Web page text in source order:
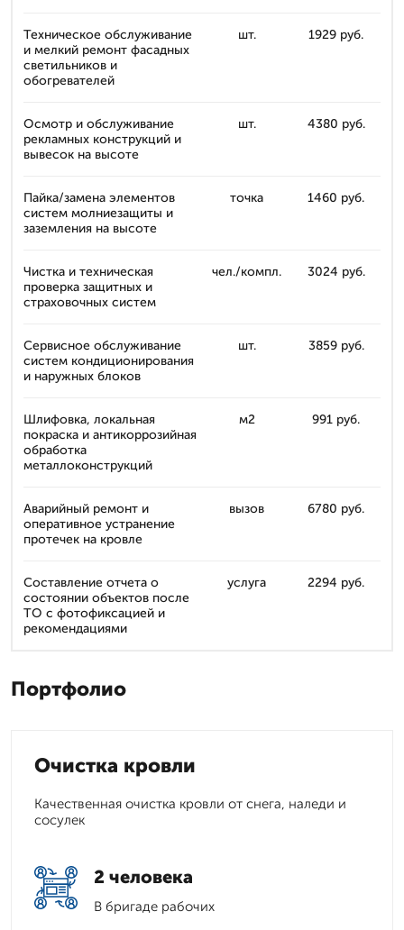
Техническое обслуживание
и мелкий ремонт фасадных
светильников и
обогревателей
шт. 1929 руб.
Осмотр и обслуживание
рекламных конструкций и
вывесок на высоте
шт. 4380 руб.
Пайка/замена элементов
систем молниезащиты и
заземления на высоте
точка 1460 руб.
Чистка и техническая
проверка защитных и
страховочных систем
чел./компл. 3024 руб.
Сервисное обслуживание
систем кондиционирования
и наружных блоков
шт. 3859 руб.
Шлифовка, локальная
покраска и антикоррозийная
обработка
металлоконструкций
м2 991 руб.
Аварийный ремонт и
оперативное устранение
протечек на кровле
вызов 6780 руб.
Составление отчета о
состоянии объектов после
ТО с фотофиксацией и
рекомендациями
услуга 2294 руб.
Портфолио
Очистка кровли
Качественная очистка кровли от снега, наледи и
сосулек
2 человека
В бригаде рабочих